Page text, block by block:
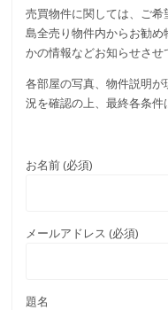
売買物件に関しては、ご
島全売り物件内からお勧
かの情報などお知らせさせ
各部屋の写真、物件説明
況を確認の上、最終各条件
お名前 (必須)
メールアドレス (必須)
題名